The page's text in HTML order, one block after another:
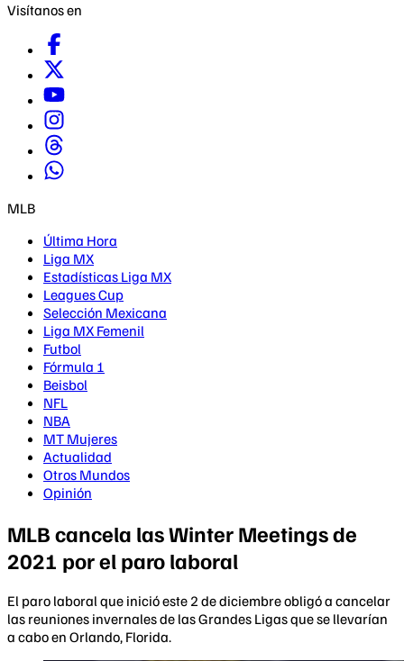
Visítanos en
MLB
Última Hora
Liga MX
Estadísticas Liga MX
Leagues Cup
Selección Mexicana
Liga MX Femenil
Futbol
Fórmula 1
Beisbol
NFL
NBA
MT Mujeres
Actualidad
Otros Mundos
Opinión
MLB cancela las Winter Meetings de
2021 por el paro laboral
El paro laboral que inició este 2 de diciembre obligó a cancelar
las reuniones invernales de las Grandes Ligas que se llevarían
a cabo en Orlando, Florida.